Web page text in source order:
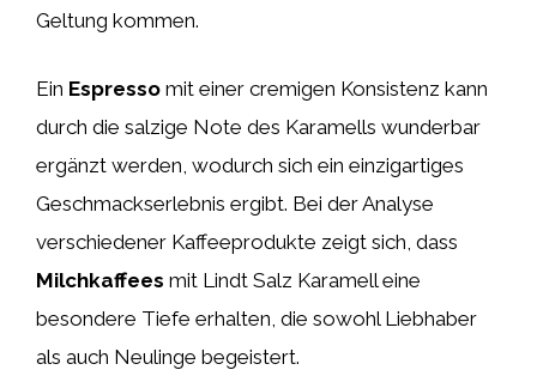
Geltung kommen.
Ein Espresso mit einer cremigen Konsistenz kann
durch die salzige Note des Karamells wunderbar
ergänzt werden, wodurch sich ein einzigartiges
Geschmackserlebnis ergibt. Bei der Analyse
verschiedener Kaffeeprodukte zeigt sich, dass
Milchkaffees mit Lindt Salz Karamell eine
besondere Tiefe erhalten, die sowohl Liebhaber
als auch Neulinge begeistert.